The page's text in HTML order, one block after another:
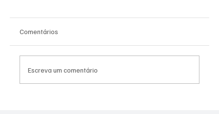
Comentários
Escreva um comentário